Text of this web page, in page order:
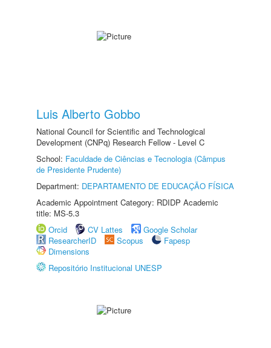
Luis Alberto Gobbo
National Council for Scientific and Technological
Development (CNPq) Research Fellow - Level C
School: Faculdade de Ciências e Tecnologia (Câmpus
de Presidente Prudente)
Department: DEPARTAMENTO DE EDUCAÇÃO FÍSICA
Academic Appointment Category: RDIDP Academic
title: MS-5.3
Orcid
CV Lattes
Google Scholar
ResearcherID
Scopus
Fapesp
Dimensions
Repositório Institucional UNESP